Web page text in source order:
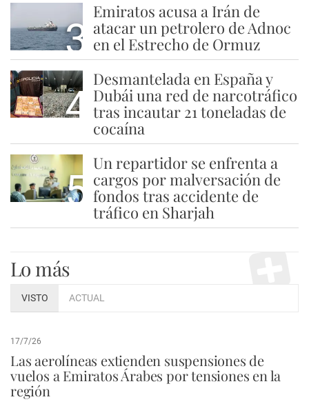
3
Emiratos acusa a Irán de
atacar un petrolero de Adnoc
en el Estrecho de Ormuz
4
Desmantelada en España y
Dubái una red de narcotráfico
tras incautar 21 toneladas de
cocaína
5
Un repartidor se enfrenta a
cargos por malversación de
fondos tras accidente de
tráfico en Sharjah
Lo más
VISTO ACTUAL
17/7/26
Las aerolíneas extienden suspensiones de
vuelos a Emiratos Árabes por tensiones en la
región